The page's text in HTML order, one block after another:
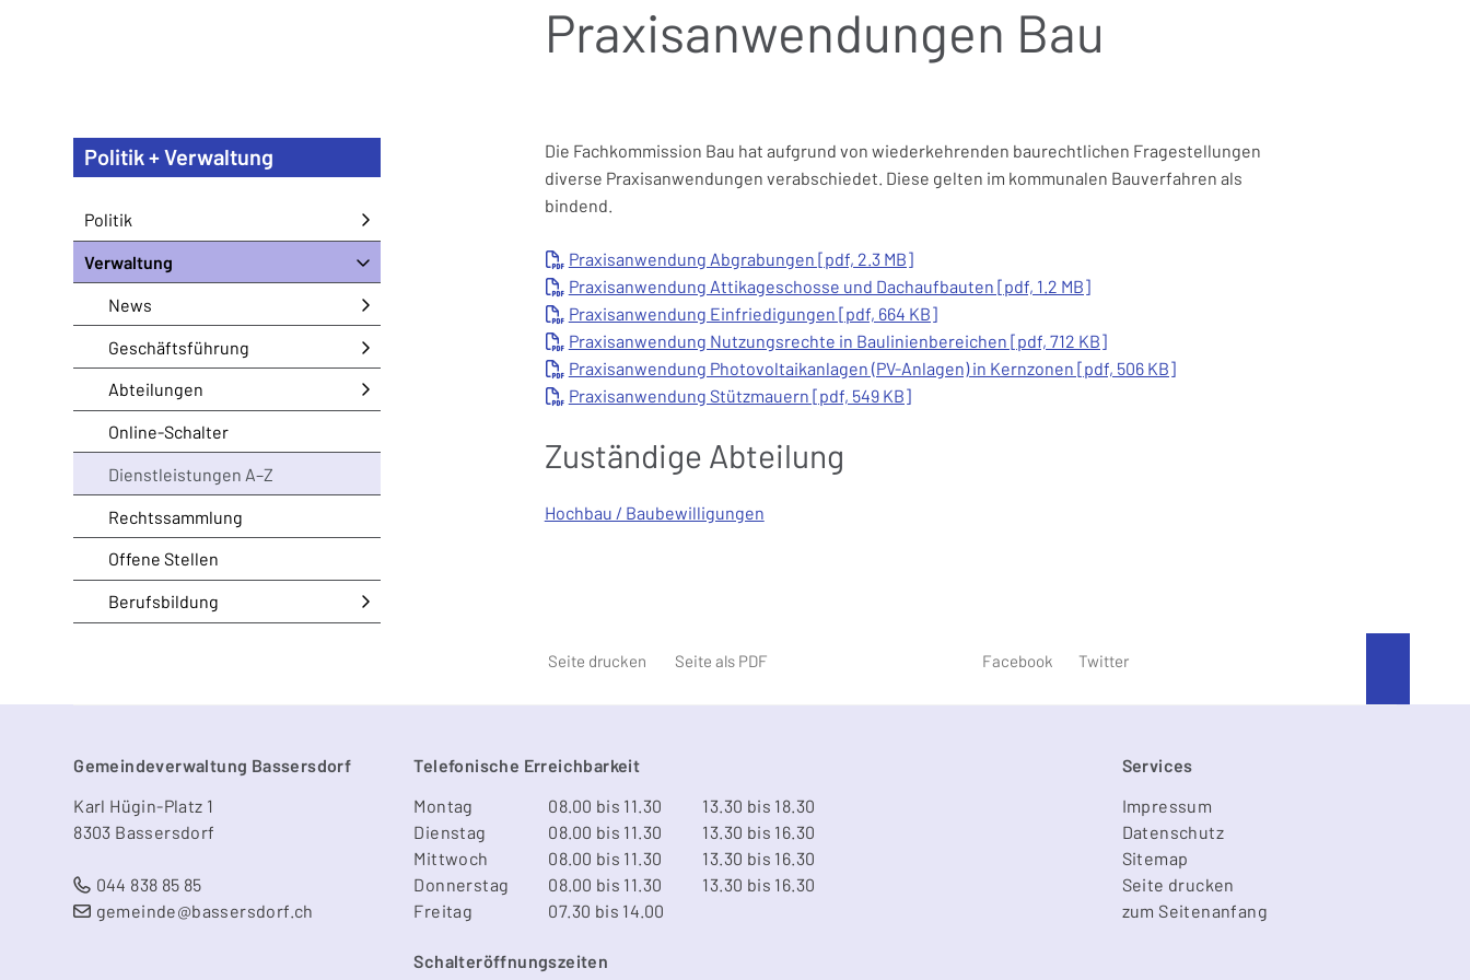
Praxisanwendungen Bau
Die Fachkommission Bau hat aufgrund von wiederkehrenden baurechtlichen Fragestellungen
diverse Praxisanwendungen verabschiedet. Diese gelten im kommunalen Bauverfahren als
bindend.
Praxisanwendung Abgrabungen [pdf, 2.3 MB]
Praxisanwendung Attikageschosse und Dachaufbauten [pdf, 1.2 MB]
Praxisanwendung Einfriedigungen [pdf, 664 KB]
Praxisanwendung Nutzungsrechte in Baulinienbereichen [pdf, 712 KB]
Praxisanwendung Photovoltaikanlagen (PV-Anlagen) in Kernzonen [pdf, 506 KB]
Praxisanwendung Stützmauern [pdf, 549 KB]
Zuständige Abteilung
Hochbau / Baubewilligungen
Seite drucken Seite als PDF Facebook Twitter
Politik + Verwaltung
Politik
Verwaltung
News
Geschäftsführung
Abteilungen
Online-Schalter
Dienstleistungen A–Z
Rechtssammlung
Offene Stellen
Berufsbildung
Footer
Gemeindeverwaltung Bassersdorf
Karl Hügin-Platz 1
8303 Bassersdorf
044 838 85 85
gemeinde@bassersdorf.ch
Telefonische Erreichbarkeit
Montag 08.00 bis 11.30
13.30 bis 18.30
Dienstag 08.00 bis 11.30
13.30 bis 16.30
Mittwoch 08.00 bis 11.30
13.30 bis 16.30
Donnerstag 08.00 bis 11.30
13.30 bis 16.30
Freitag 07.30 bis 14.00
Schalteröffnungszeiten
Services
Impressum
Datenschutz
Sitemap
Seite drucken
zum Seitenanfang